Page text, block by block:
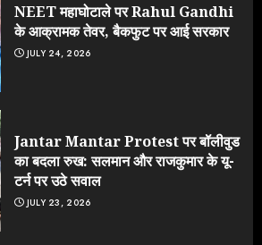
NEET महाघोटाले पर Rahul Gandhi
के आक्रामक तेवर, बैकफुट पर आई सरकार
JULY 24, 2026
Jantar Mantar Protest पर बॉलीवुड
का बदला रुख: सलमान और राजकुमार के यू-
टर्न पर उठे सवाल
JULY 23, 2026